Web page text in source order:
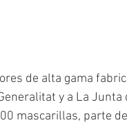
de alta gama
y a La Junta
mascarillas, parte